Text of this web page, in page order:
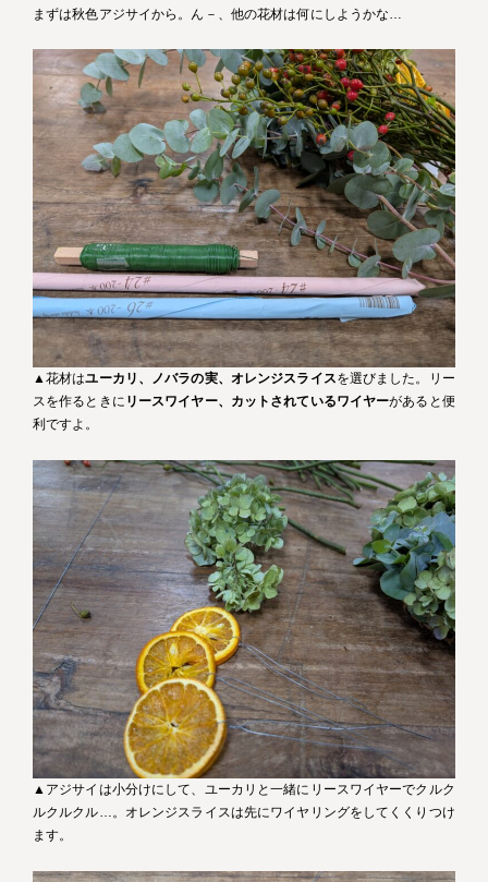
まずは秋色アジサイから。ん－、他の花材は何にしようかな…
▲花材はユーカリ、ノバラの実、オレンジスライスを選びました。リー
スを作るときに リースワイヤー、カットされているワイヤーがあると便
利ですよ。
▲アジサイは小分けにして、ユーカリと一緒にリースワイヤーでクルク
ルクルクル…。オレンジスライスは先にワイヤリングをしてくくりつけ
ます。